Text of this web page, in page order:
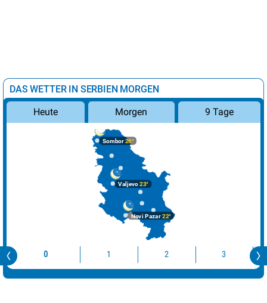
DAS WETTER IN SERBIEN MORGEN
Heute Morgen 9 Tage
Novi Pazar22°
Valjevo23°
Sombor26°
0 1 2 3